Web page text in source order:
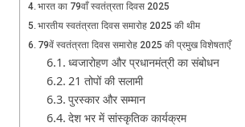
भारत का 79वाँ स्वतंत्रता दिवस 2025
भारतीय स्वतंत्रता दिवस समारोह 2025 की थीम
79वें स्वतंत्रता दिवस समारोह 2025 की प्रमुख विशेषताएँ
ध्वजारोहण और प्रधानमंत्री का संबोधन
21 तोपों की सलामी
पुरस्कार और सम्मान
देश भर में सांस्कृतिक कार्यक्रम